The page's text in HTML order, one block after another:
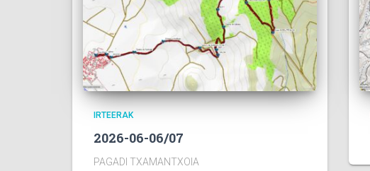
IRTEERAK
2026-06-06/07
PAGADI TXAMANTXOIA